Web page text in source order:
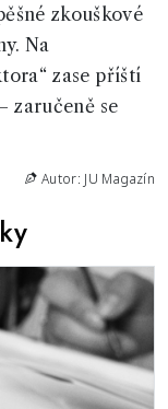
zkouškové
Na
zase příští
zaručeně se
Autor: JU Magazín